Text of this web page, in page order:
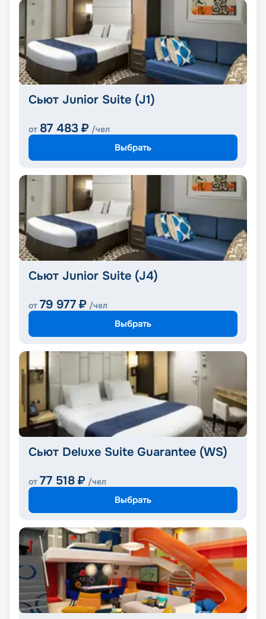
Сьют Junior Suite (J1)
от 87 483 ₽ /чел
Выбрать
Сьют Junior Suite (J4)
от 79 977 ₽ /чел
Выбрать
Сьют Deluxe Suite Guarantee (WS)
от 77 518 ₽ /чел
Выбрать